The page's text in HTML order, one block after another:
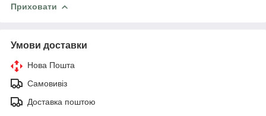
Приховати
Умови доставки
Нова Пошта
Самовивіз
Доставка поштою